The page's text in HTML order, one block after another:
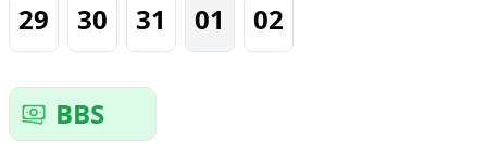
29 30 31 01 02
BBS